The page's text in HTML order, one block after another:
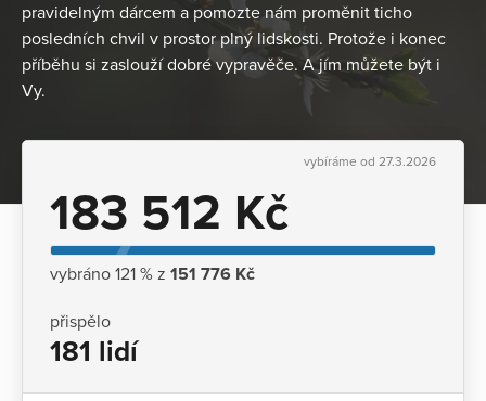
pravidelným dárcem a pomozte nám proměnit ticho
posledních chvil v prostor plný lidskosti. Protože i konec
příběhu si zaslouží dobré vypravěče. A jím můžete být i
Vy.
vybíráme od 27.3.2026
183 512 Kč
vybráno 121 % z 151 776 Kč
přispělo
181 lidí